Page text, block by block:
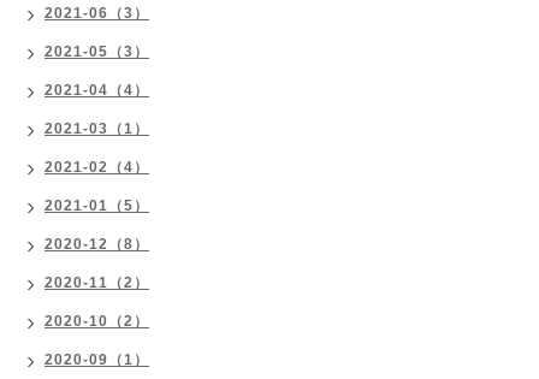
2021-06（3）
2021-05（3）
2021-04（4）
2021-03（1）
2021-02（4）
2021-01（5）
2020-12（8）
2020-11（2）
2020-10（2）
2020-09（1）